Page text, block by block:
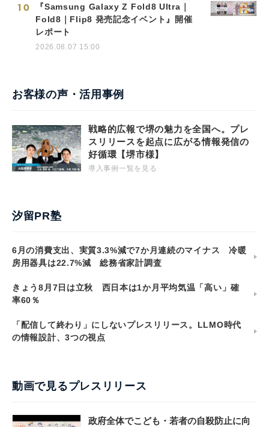
10
『Samsung Galaxy Z Fold8 Ultra｜
Fold8｜Flip8 発売記念イベント』開催
レポート
2026.08.07 15:00
お客様の声・活用事例
戦略的広報で堺の魅力を全国へ。プレ
スリリースを起点に広がる情報発信の
好循環【堺市様】
導入事例一覧を見る
汐留PR塾
6月の消費支出、実質3.3%減で7か月連続のマイナス 冷暖
房用器具は22.7%減 総務省家計調査
きょう8月7日は立秋 西日本は1か月平均気温「高い」確
率60％
「配信して終わり」にしないプレスリリース。LLMO時代
の情報設計、3つの視点
動画で見るプレスリリース
政府全体でこども・若者の自殺防止に向